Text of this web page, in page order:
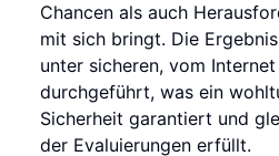
Chancen als auch
mit sich bringt. Die
unter sicheren, vom
durchgeführt, was ein
Sicherheit garantiert und
der Evaluierungen erfüllt.